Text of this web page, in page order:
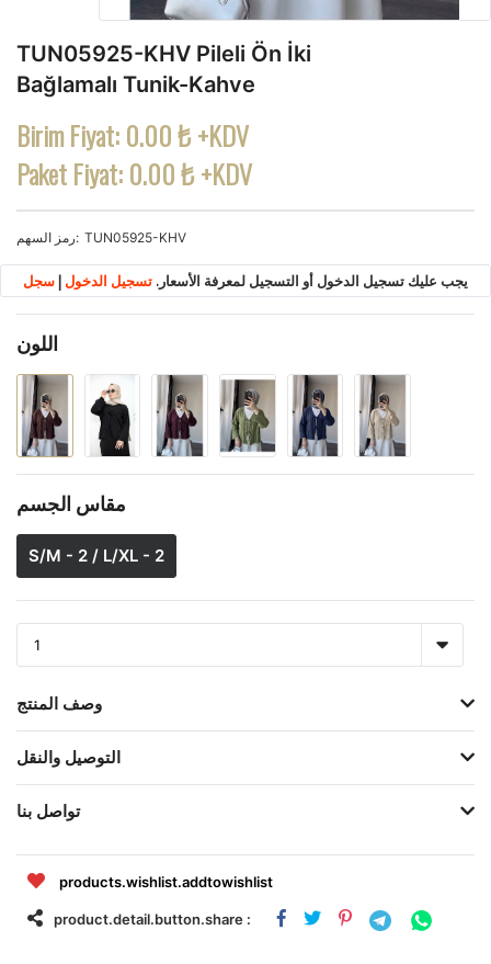
TUN05925-KHV Pileli Ön İki
Bağlamalı Tunik-Kahve
Birim Fiyat:0.00 ₺ +KDV
Paket Fiyat:0.00 ₺ +KDV
رمز السهم TUN05925-KHV
يجب عليك تسجيل الدخول أو التسجيل لمعرفة الأسعار. تسجيل الدخول | سجل
اللون
مقاس الجسم
S/M - 2 / L/XL - 2
وصف المنتج
التوصيل والنقل
تواصل بنا
products.wishlist.addtowishlist
product.detail.button.share :